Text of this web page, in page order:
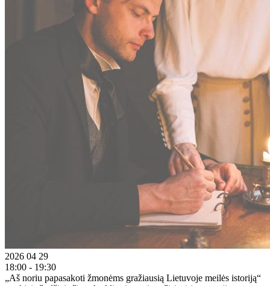
2026 04 29
18:00 - 19:30
„Aš noriu papasakoti žmonėms gražiausią Lietuvoje meilės istoriją“